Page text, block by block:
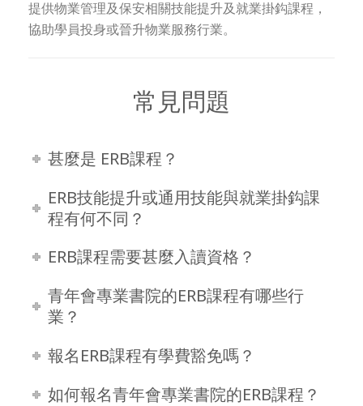
提供物業管理及保安相關技能提升及就業掛鈎課程，
協助學員投身或晉升物業服務行業。
常見問題
甚麼是 ERB課程？
ERB技能提升或通用技能與就業掛鈎課
程有何不同？
ERB課程需要甚麼入讀資格？
青年會專業書院的ERB課程有哪些行
業？
報名ERB課程有學費豁免嗎？
如何報名青年會專業書院的ERB課程？